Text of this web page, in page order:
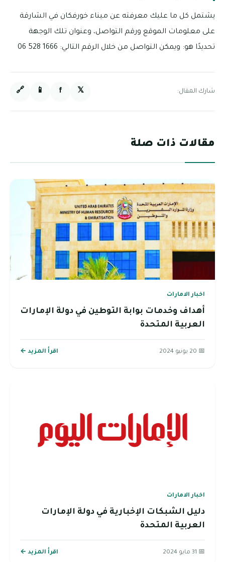
يشتمل كل ما عليك معرفته عن ميناء خورفكان في الشارقة
على معلومات الموقع ورقم التواصل، وعنوان تلك الوجهة
تحديدًا هو: ويمكن التواصل من خلال الرقم التالي: 1666 528 06
شارك المقال: 𝕏
f
📱
🔗
مقالات ذات صلة
اخبار الامارات
أهداف وخدمات بوابة التوطين في دولة الإمارات
العربية المتحدة
📅 20 يونيو 2024 اقرأ المزيد ←
اخبار الامارات
دليل الشبكات الإخبارية في دولة الإمارات
العربية المتحدة
📅 31 مايو 2024 اقرأ المزيد ←